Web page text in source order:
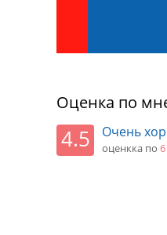
Оценка по
4.5 Очень
оценкка по